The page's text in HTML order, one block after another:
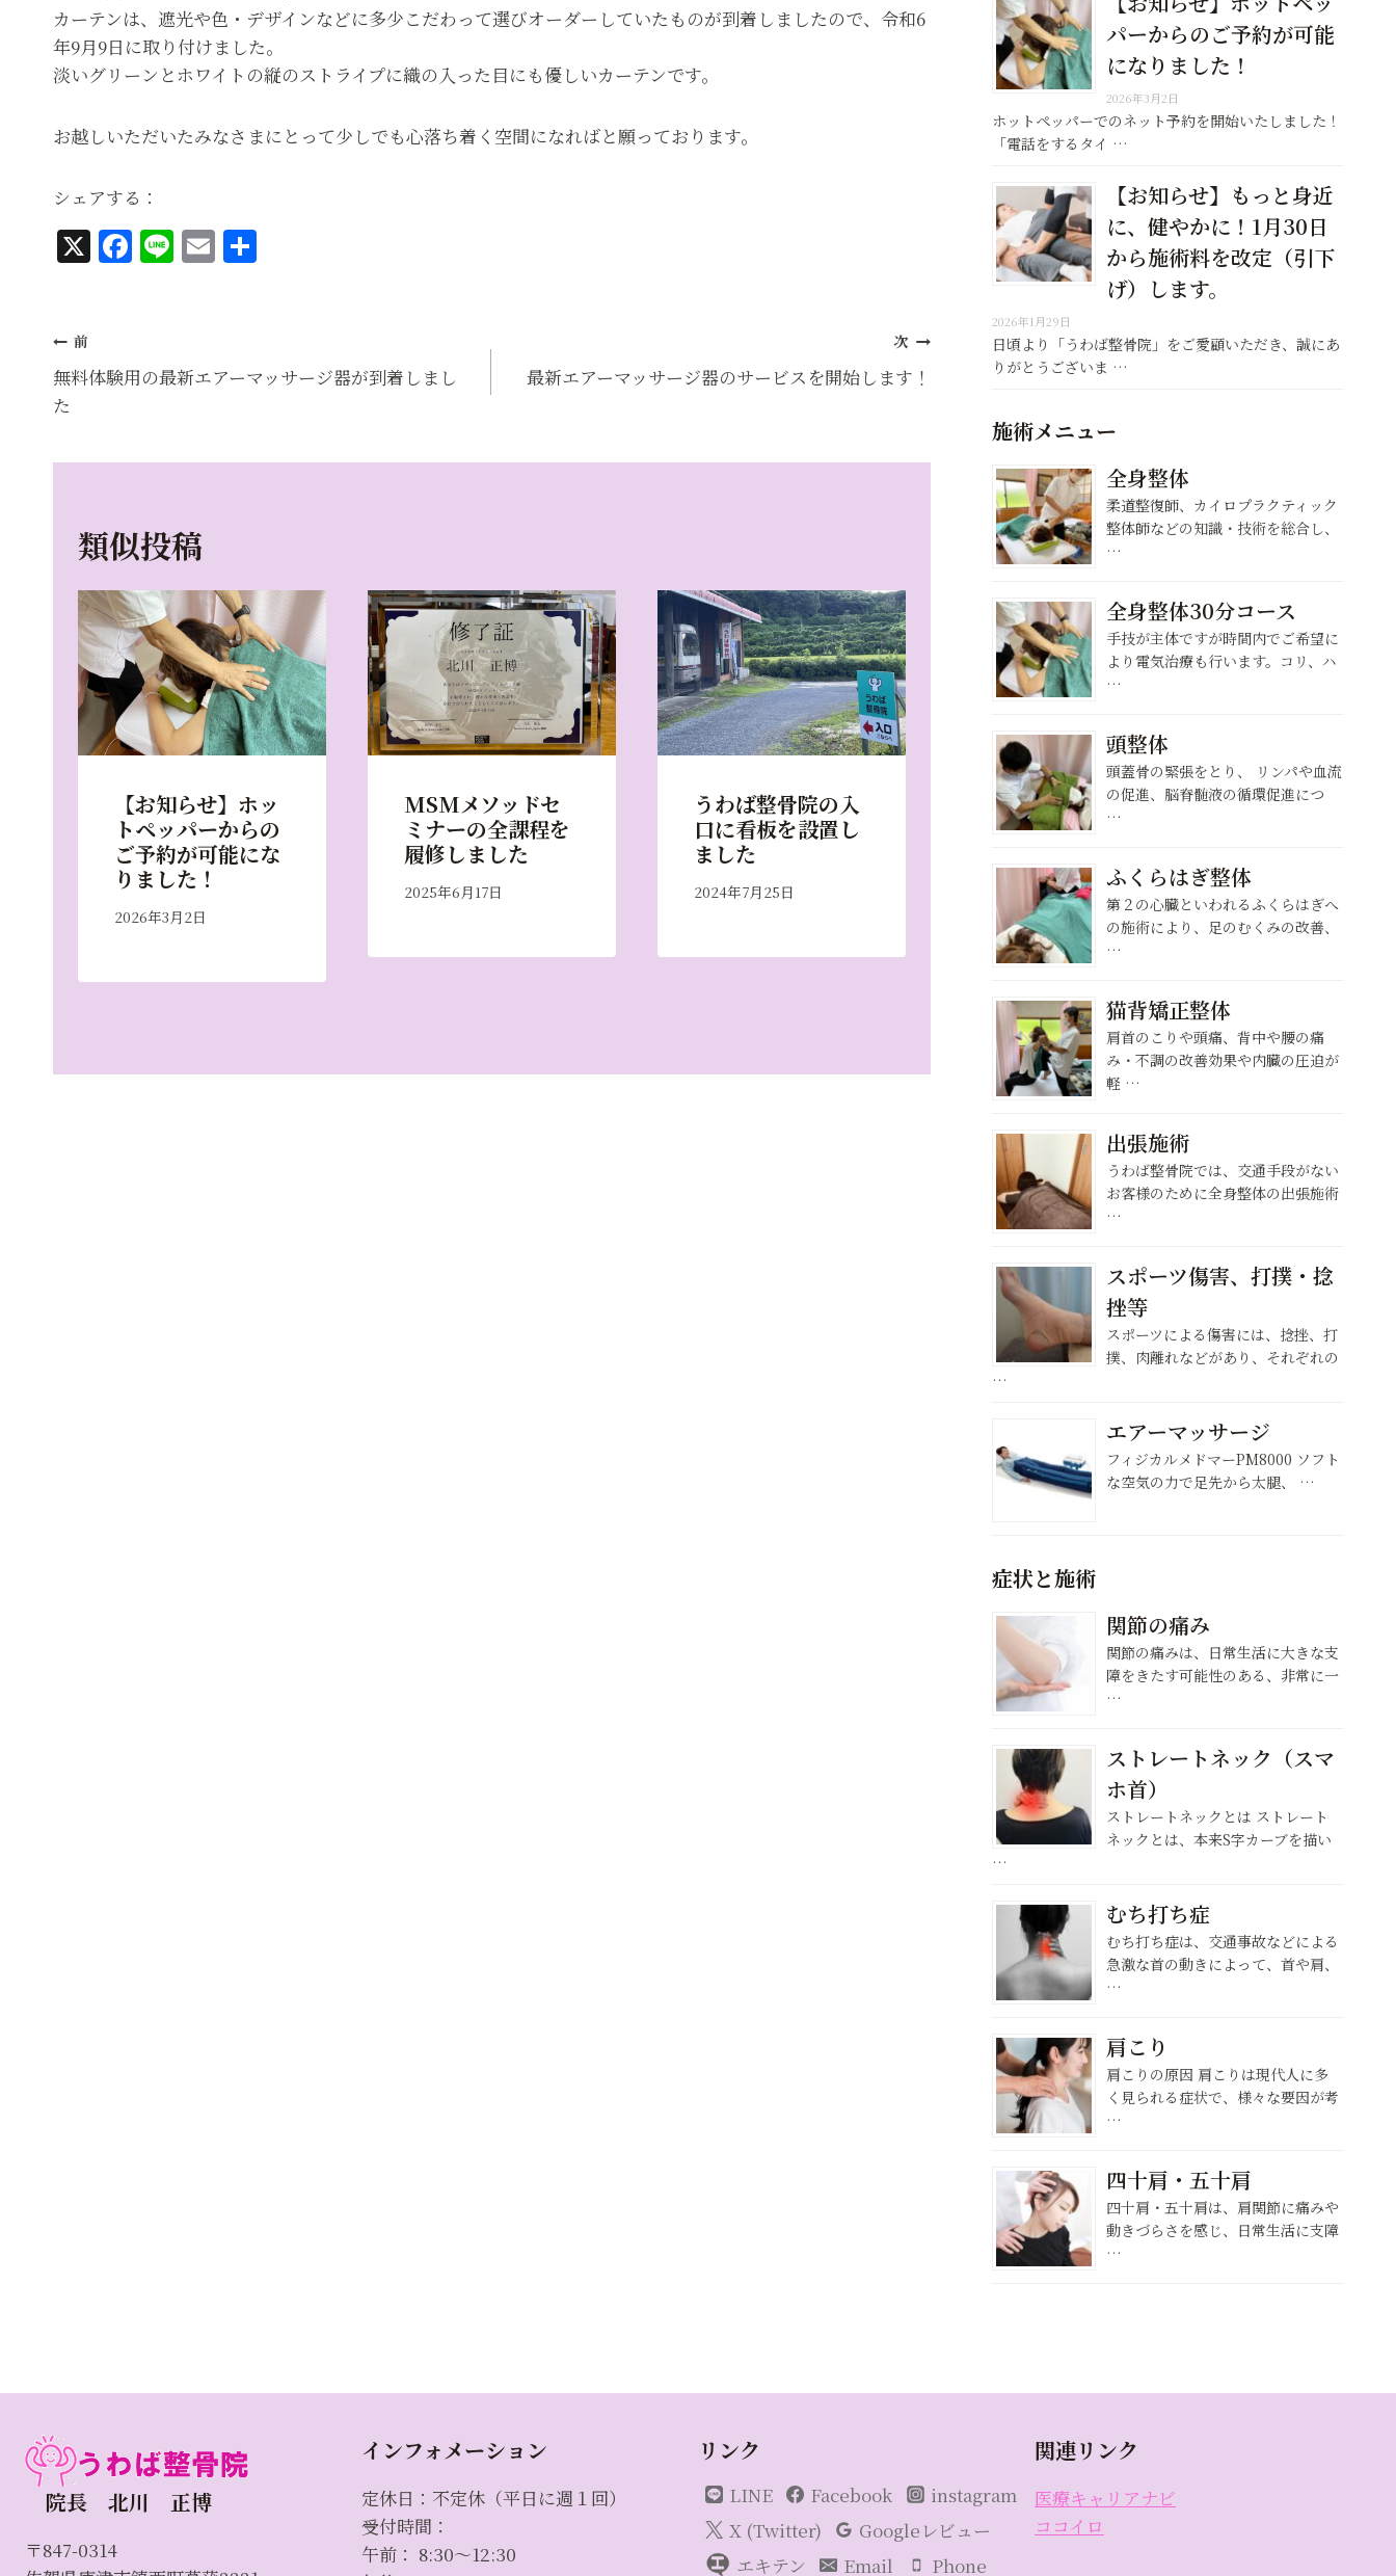
カーテンは、遮光や色・デザインなどに多少こだわって選びオーダーしていたものが到着しましたので、令和6
年9月9日に取り付けました。
淡いグリーンとホワイトの縦のストライプに織の入った目にも優しいカーテンです。
お越しいただいたみなさまにとって少しでも心落ち着く空間になればと願っております。
シェアする：
X F
a
b
k
Li
n
E
m
投
稿
ナ
ビ
ー
シ
ョ
ン
前
無料体験用の最新エアーマッサージ器が到着しまし
た
次
最新エアーマッサージ器のサービスを開始します！
類似投稿
【お知らせ】ホッ
トペッパーからの
ご予約が可能にな
りました！
2026年3月2日
MSMメソッドセ
ミナーの全課程を
履修しました
2025年6月17日
うわば整骨院の入
口に看板を設置し
ました
2024年7月25日
パーからのご予約が可能
になりました！
2026年3月2日
ホットペッパーでのネット予約を開始いたしました！
「電話をするタイ …
【お知らせ】もっと身近
に、健やかに！1月30日
から施術料を改定（引下
げ）します。
2026年1月29日
日頃より「うわば整骨院」をご愛顧いただき、誠にあ
りがとうございま …
施術メニュー
全身整体
柔道整復師、カイロプラクティック
整体師などの知識・技術を総合し、
…
全身整体30分コース
手技が主体ですが時間内でご希望に
より電気治療も行います。コリ、ハ
…
頭整体
頭蓋骨の緊張をとり、 リンパや血流
の促進、脳脊髄液の循環促進につ
…
ふくらはぎ整体
第２の心臓といわれるふくらはぎへ
の施術により、足のむくみの改善、
…
猫背矯正整体
肩首のこりや頭痛、背中や腰の痛
み・不調の改善効果や内臓の圧迫が
軽 …
出張施術
うわば整骨院では、交通手段がない
お客様のために全身整体の出張施術
…
スポーツ傷害、打撲・捻
挫等
スポーツによる傷害には、捻挫、打
撲、肉離れなどがあり、それぞれの
…
エアーマッサージ
フィジカルメドマーPM8000 ソフト
な空気の力で足先から太腿、 …
症状と施術
関節の痛み
関節の痛みは、日常生活に大きな支
障をきたす可能性のある、非常に一
…
ストレートネック（スマ
ホ首）
ストレートネックとは ストレート
ネックとは、本来S字カーブを描い
…
むち打ち症
むち打ち症は、交通事故などによる
急激な首の動きによって、首や肩、
…
肩こり
肩こりの原因 肩こりは現代人に多
く見られる症状で、様々な要因が考
…
四十肩・五十肩
四十肩・五十肩は、肩関節に痛みや
動きづらさを感じ、日常生活に支障
…
院長 北川 正博
〒847-0314
インフォメーション
定休日：不定休（平日に週１回）
受付時間：
午前： 8:30～12:30
リンク
LINE Facebook
instagram
X (Twitter)
Googleレビュー
エキテン
Email Phone
関連リンク
医療キャリアナビ
ココイロ